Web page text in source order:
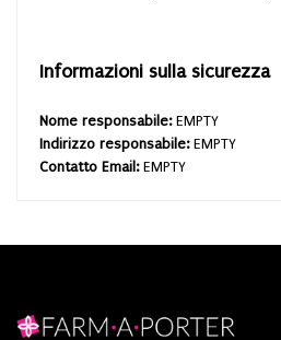
Informazioni sulla sicurezza
Nome responsabile: EMPTY
Indirizzo responsabile: EMPTY
Contatto Email: EMPTY